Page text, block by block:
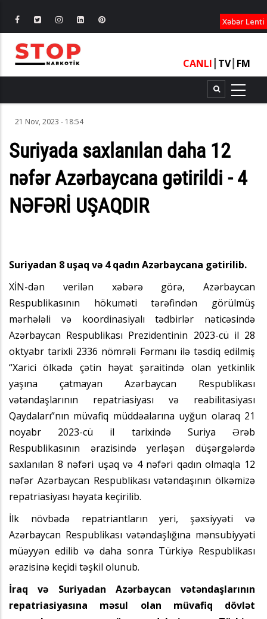
Xəbər Lenti
CANLI TV┃ FM
21 Nov, 2023 - 18:54
Suriyada saxlanılan daha 12
nəfər Azərbaycana gətirildi - 4
NƏFƏRİ UŞAQDIR
Suriyadan 8 uşaq və 4 qadın Azərbaycana gətirilib.
XİN-dən verilən xəbərə görə, Azərbaycan
Respublikasının hökuməti tərəfindən görülmüş
mərhələli və koordinasiyalı tədbirlər nəticəsində
Azərbaycan Respublikası Prezidentinin 2023-cü il 28
oktyabr tarixli 2336 nömrəli Fərmanı ilə təsdiq edilmiş
“Xarici ölkədə çətin həyat şəraitində olan yetkinlik
yaşına çatmayan Azərbaycan Respublikası
vətəndaşlarının repatriasiyası və reabilitasiyası
Qaydaları”nın müvafiq müddəalarına uyğun olaraq 21
noyabr 2023-cü il tarixində Suriya Ərəb
Respublikasının ərazisində yerləşən düşərgələrdə
saxlanılan 8 nəfəri uşaq və 4 nəfəri qadın olmaqla 12
nəfər Azərbaycan Respublikası vətəndaşının ölkəmizə
repatriasiyası həyata keçirilib.
İlk növbədə repatriantların yeri, şəxsiyyəti və
Azərbaycan Respublikası vətəndaşlığına mənsubiyyəti
müəyyən edilib və daha sonra Türkiyə Respublikası
ərazisinə keçidi təşkil olunub.
İraq və Suriyadan Azərbaycan vətəndaşlarının
repatriasiyasına məsul olan müvafiq dövlət